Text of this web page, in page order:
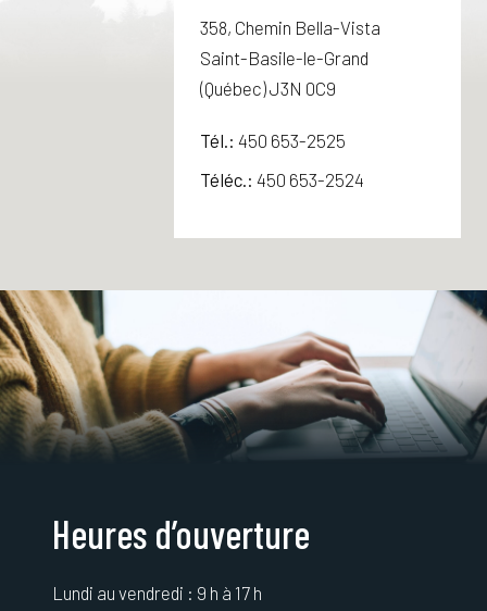
358, Chemin Bella-Vista
Saint-Basile-le-Grand
(Québec) J3N 0C9
Tél.: 450 653-2525
Téléc.: 450 653-2524
Heures d’ouverture
Lundi au vendredi : 9 h à 17 h